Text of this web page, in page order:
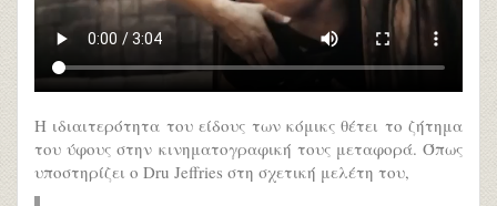
Η ιδιαιτερότητα του είδους των κόμικς θέτει το ζήτημα
του ύφους στην κινηματογραφική τους μεταφορά. Όπως
υποστηρίζει ο Dru Jeffries στη σχετική μελέτη του,